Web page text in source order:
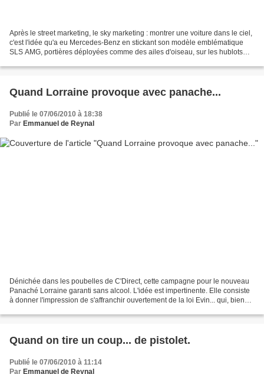
Après le street marketing, le sky marketing : montrer une voiture dans le ciel,
c'est l'idée qu'a eu Mercedes-Benz en stickant son modèle emblématique
SLS AMG, portières déployées comme des ailes d'oiseau, sur les hublots
Quand Lorraine provoque avec panache...
Publié le 07/06/2010 à 18:38
Par Emmanuel de Reynal
Dénichée dans les poubelles de C'Direct, cette campagne pour le nouveau
Panaché Lorraine garanti sans alcool. L'idée est impertinente. Elle consiste
à donner l'impression de s'affranchir ouvertement de la loi Evin... qui, bien
Quand on tire un coup... de pistolet.
Publié le 07/06/2010 à 11:14
Par Emmanuel de Reynal